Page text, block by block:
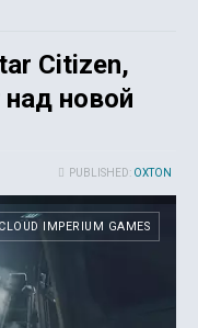
Citizen,
новой
PUBLISHED: OXTON
CLOUD IMPERIUM GAMES